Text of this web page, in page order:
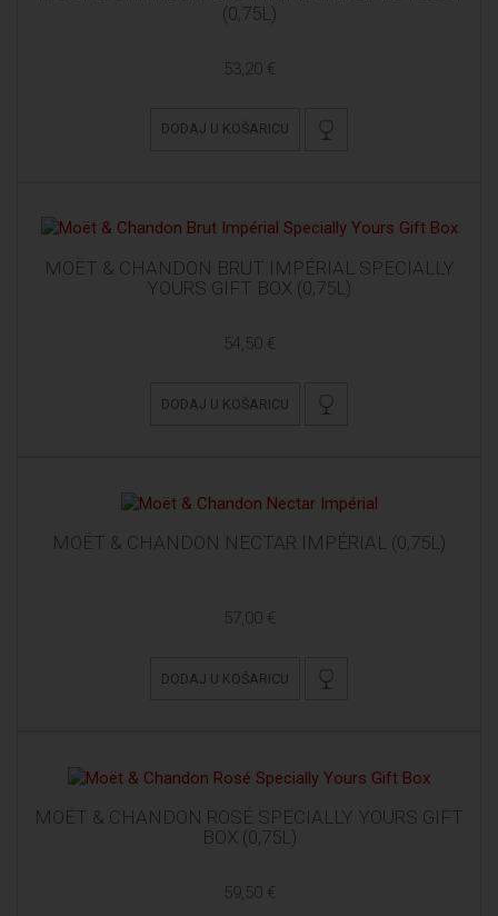
(0,75L)
53,20 €
DODAJ U KOŠARICU
MOËT & CHANDON BRUT IMPÉRIAL SPECIALLY
YOURS GIFT BOX (0,75L)
54,50 €
DODAJ U KOŠARICU
MOËT & CHANDON NECTAR IMPÉRIAL (0,75L)
57,00 €
DODAJ U KOŠARICU
MOËT & CHANDON ROSÉ SPECIALLY YOURS GIFT
BOX (0,75L)
59,50 €